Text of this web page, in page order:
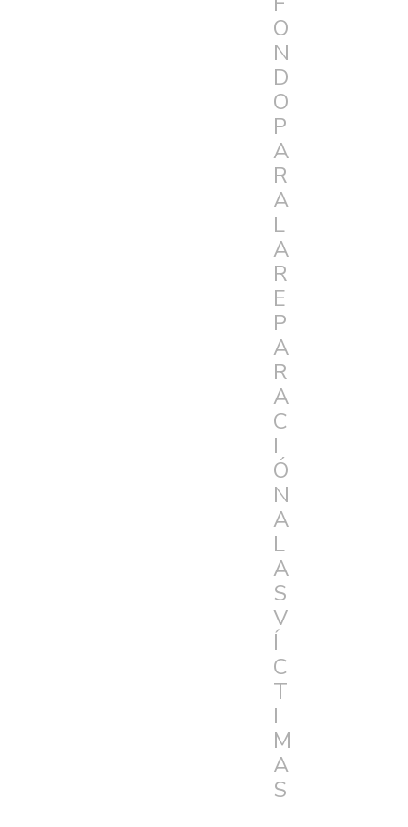
O
N
D
O
P
A
R
A
L
A
R
E
P
A
R
A
C
I
Ó
N
A
L
A
S
V
Í
C
T
I
M
A
S